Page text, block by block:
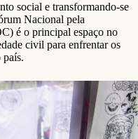
social e transformando-se
Nacional pela
é o principal espaço no
civil para enfrentar os
país.